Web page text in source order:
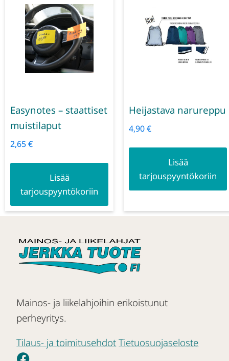
Easynotes – staattiset
muistilaput
2,65€
Lisää
tarjouspyyntökoriin
Heijastava narureppu
4,90€
Lisää
tarjouspyyntökoriin
Mainos- ja liikelahjoihin erikoistunut
perheyritys.
Tilaus- ja toimitusehdot Tietuosuojaseloste